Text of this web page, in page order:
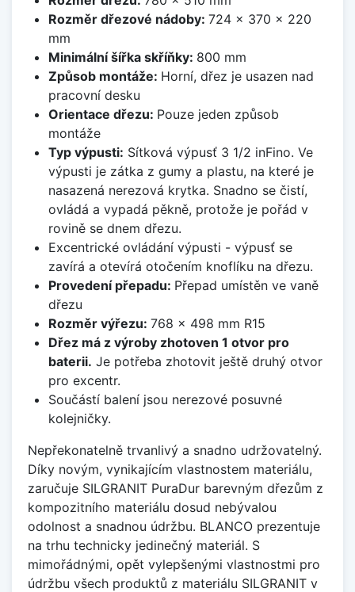
Rozměr dřezové nádoby: 724 x 370 x 220
mm
Minimální šířka skříňky: 800 mm
Způsob montáže: Horní, dřez je usazen nad
pracovní desku
Orientace dřezu: Pouze jeden způsob
montáže
Typ výpusti: Sítková výpusť 3 1/2 inFino. Ve
výpusti je zátka z gumy a plastu, na které je
nasazená nerezová krytka. Snadno se čistí,
ovládá a vypadá pěkně, protože je pořád v
rovině se dnem dřezu.
Excentrické ovládání výpusti - výpusť se
zavírá a otevírá otočením knoflíku na dřezu.
Provedení přepadu: Přepad umístěn ve vaně
dřezu
Rozměr výřezu: 768 x 498 mm R15
Dřez má z výroby zhotoven 1 otvor pro
baterii. Je potřeba zhotovit ještě druhý otvor
pro excentr.
Součástí balení jsou nerezové posuvné
kolejničky.
Nepřekonatelně trvanlivý a snadno udržovatelný.
Díky novým, vynikajícím vlastnostem materiálu,
zaručuje SILGRANIT PuraDur barevným dřezům z
kompozitního materiálu dosud nebývalou
odolnost a snadnou údržbu. BLANCO prezentuje
na trhu technicky jedinečný materiál. S
mimořádnými, opět vylepšenými vlastnostmi pro
údržbu všech produktů z materiálu SILGRANIT v